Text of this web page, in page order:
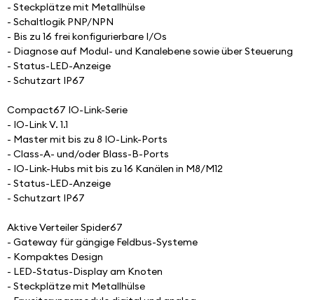
- Steckplätze mit Metallhülse
- Schaltlogik PNP/NPN
- Bis zu 16 frei konfigurierbare I/Os
- Diagnose auf Modul- und Kanalebene sowie über Steuerung
- Status-LED-Anzeige
- Schutzart IP67
Compact67 IO-Link-Serie
- IO-Link V. 1.1
- Master mit bis zu 8 IO-Link-Ports
- Class-A- und/oder Blass-B-Ports
- IO-Link-Hubs mit bis zu 16 Kanälen in M8/M12
- Status-LED-Anzeige
- Schutzart IP67
Aktive Verteiler Spider67
- Gateway für gängige Feldbus-Systeme
- Kompaktes Design
- LED-Status-Display am Knoten
- Steckplätze mit Metallhülse